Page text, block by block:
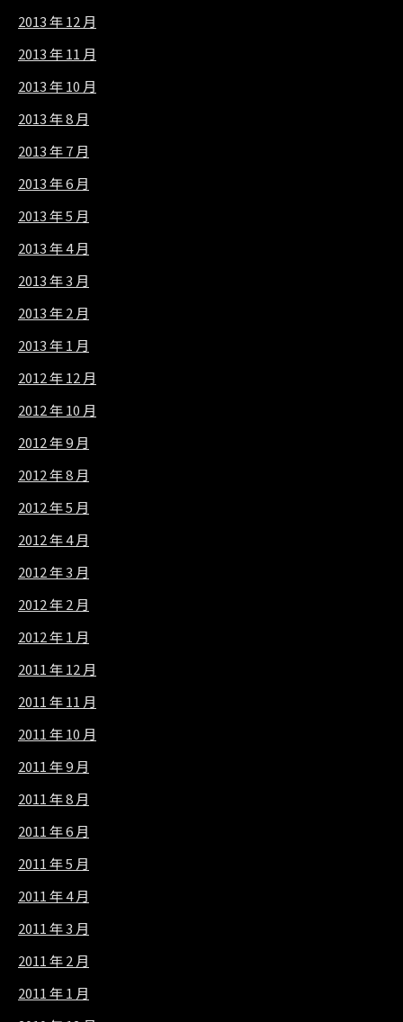
2013 年 12 月
2013 年 11 月
2013 年 10 月
2013 年 8 月
2013 年 7 月
2013 年 6 月
2013 年 5 月
2013 年 4 月
2013 年 3 月
2013 年 2 月
2013 年 1 月
2012 年 12 月
2012 年 10 月
2012 年 9 月
2012 年 8 月
2012 年 5 月
2012 年 4 月
2012 年 3 月
2012 年 2 月
2012 年 1 月
2011 年 12 月
2011 年 11 月
2011 年 10 月
2011 年 9 月
2011 年 8 月
2011 年 6 月
2011 年 5 月
2011 年 4 月
2011 年 3 月
2011 年 2 月
2011 年 1 月